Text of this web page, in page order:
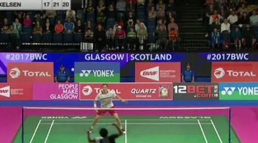
Curling
Dostihy
Florbal
Golf
Moderní pětiboj
Motorsport
Olympijské hry
Parasport
Plavání